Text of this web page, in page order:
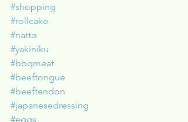
#shopping
#rollcake
#natto
#yakiniku
#bbqmeat
#beeftongue
#beeftendon
#japanesedressing
#eggs